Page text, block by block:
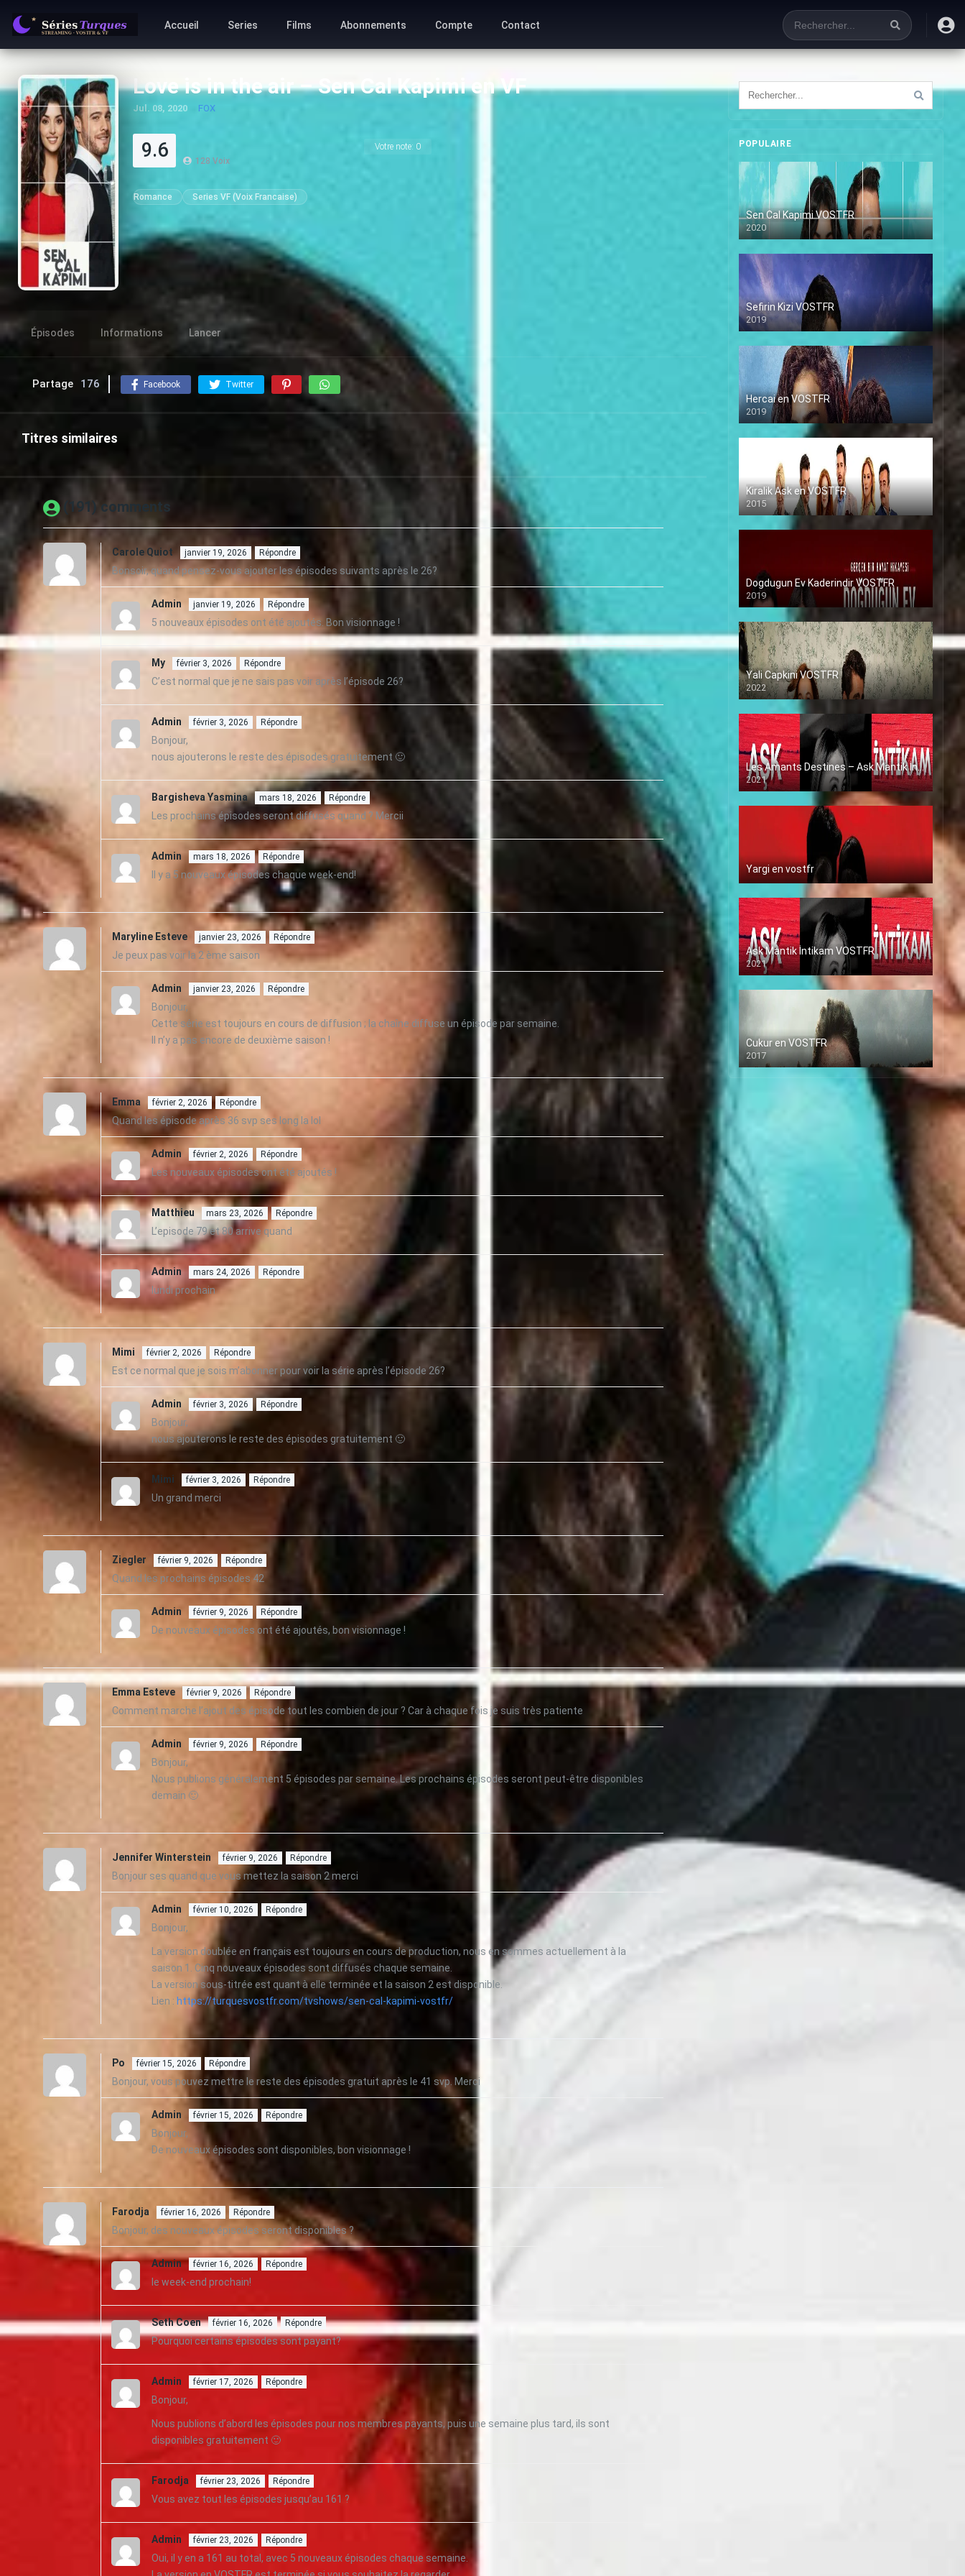
Accueil Series Films Abonnements Compte Contact
Love is in the air – Sen Cal Kapimi en VF
Jul. 08, 2020 FOX
Votre note: 0
9.6 128 Voix
Romance Series VF (Voix Francaise)
Épisodes Informations Lancer
Partage 176 Facebook Twitter
Titres similaires
(191) comments
Carole Quiot janvier 19, 2026 Répondre
Bonsoir, quand pensez-vous ajouter les épisodes suivants après le 26?
Admin janvier 19, 2026 Répondre
5 nouveaux épisodes ont été ajoutés. Bon visionnage !
My février 3, 2026 Répondre
C’est normal que je ne sais pas voir après l’épisode 26?
Admin février 3, 2026 Répondre
Bonjour,
nous ajouterons le reste des épisodes gratuitement 🙂
Bargisheva Yasmina mars 18, 2026 Répondre
Les prochains épisodes seront diffusés quand ? Mercii
Admin mars 18, 2026 Répondre
Il y a 5 nouveaux épisodes chaque week-end!
Maryline Esteve janvier 23, 2026 Répondre
Je peux pas voir la 2 ème saison
Admin janvier 23, 2026 Répondre
Bonjour,
Cette série est toujours en cours de diffusion ; la chaîne diffuse un épisode par semaine.
Il n’y a pas encore de deuxième saison !
Emma février 2, 2026 Répondre
Quand les épisode après 36 svp ses long la lol
Admin février 2, 2026 Répondre
Les nouveaux épisodes ont été ajoutés !
Matthieu mars 23, 2026 Répondre
L’episode 79 et 80 arrive quand
Admin mars 24, 2026 Répondre
lundi prochain
Mimi février 2, 2026 Répondre
Est ce normal que je sois m’abonner pour voir la série après l’épisode 26?
Admin février 3, 2026 Répondre
Bonjour,
nous ajouterons le reste des épisodes gratuitement 🙂
Mimi février 3, 2026 Répondre
Un grand merci
Ziegler février 9, 2026 Répondre
Quand les prochains épisodes 42
Admin février 9, 2026 Répondre
De nouveaux épisodes ont été ajoutés, bon visionnage !
Emma Esteve février 9, 2026 Répondre
Comment marche l’ajout des épisode tout les combien de jour ? Car à chaque fois je suis très patiente
Admin février 9, 2026 Répondre
Bonjour,
Nous publions généralement 5 épisodes par semaine. Les prochains épisodes seront peut-être disponibles
demain 🙂
Jennifer Winterstein février 9, 2026 Répondre
Bonjour ses quand que vous mettez la saison 2 merci
Admin février 10, 2026 Répondre
Bonjour,
La version doublée en français est toujours en cours de production, nous en sommes actuellement à la
saison 1. Cinq nouveaux épisodes sont diffusés chaque semaine.
La version sous-titrée est quant à elle terminée et la saison 2 est disponible.
Lien : https://turquesvostfr.com/tvshows/sen-cal-kapimi-vostfr/
Po février 15, 2026 Répondre
Bonjour, vous pouvez mettre le reste des épisodes gratuit après le 41 svp. Merci
Admin février 15, 2026 Répondre
Bonjour,
De nouveaux épisodes sont disponibles, bon visionnage !
Farodja février 16, 2026 Répondre
Bonjour, des nouveaux épisodes seront disponibles ?
Admin février 16, 2026 Répondre
le week-end prochain!
Seth Coen février 16, 2026 Répondre
Pourquoi certains épisodes sont payant?
Admin février 17, 2026 Répondre
Bonjour,
Nous publions d’abord les épisodes pour nos membres payants, puis une semaine plus tard, ils sont
disponibles gratuitement 🙂
Farodja février 23, 2026 Répondre
Vous avez tout les épisodes jusqu’au 161 ?
Admin février 23, 2026 Répondre
Oui, il y en a 161 au total, avec 5 nouveaux épisodes chaque semaine.
POPULAIRE
Sen Cal Kapimi VOSTFR
2020
Sefirin Kizi VOSTFR
2019
Hercai en VOSTFR
2019
Kiralik Ask en VOSTFR
2015
Dogdugun Ev Kaderindir VOSTFR
2019
Yali Capkini VOSTFR
2022
Les Amants Destines – Ask Mantik İntikam en VF (Voix Francaise)
2021
Yargi en vostfr
Ask Mantik İntikam VOSTFR
2021
Cukur en VOSTFR
2017